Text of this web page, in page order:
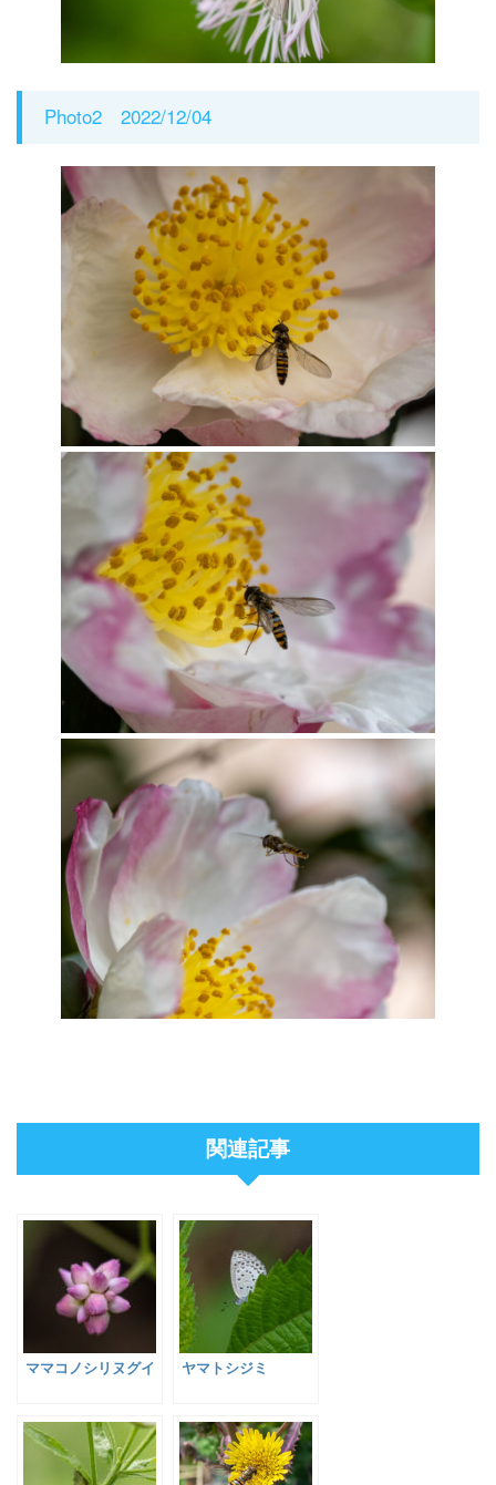
Photo2 2022/12/04
関連記事
ママコノシリヌグイ ヤマトシジミ